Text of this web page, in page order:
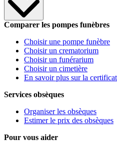
Comparer les pompes funèbres
Choisir une pompe funèbre
Choisir un crematorium
Choisir un funérarium
Choisir un cimetière
En savoir plus sur la
Services obsèques
Organiser les obsèques
Estimer le prix des obsèques
Pour vous aider